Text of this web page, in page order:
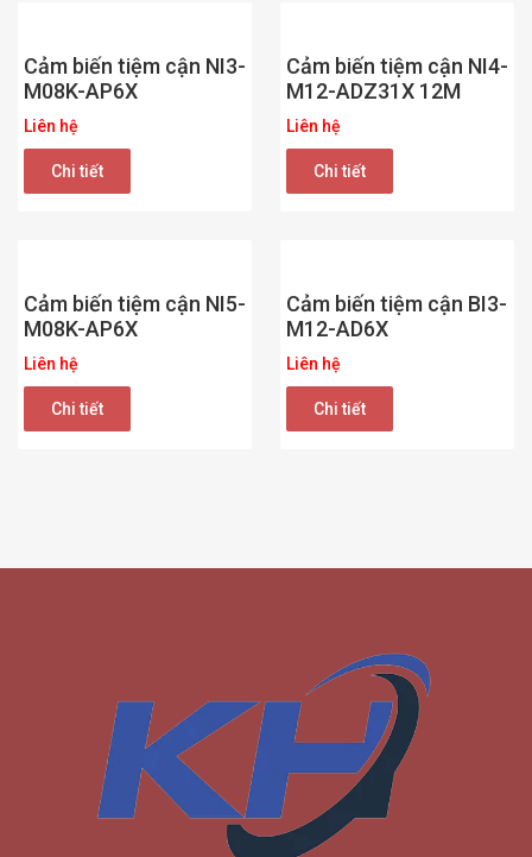
Cảm biến tiệm cận NI3-
M08K-AP6X
Liên hệ
Chi tiết
Cảm biến tiệm cận NI4-
M12-ADZ31X 12M
Liên hệ
Chi tiết
Cảm biến tiệm cận NI5-
M08K-AP6X
Liên hệ
Chi tiết
Cảm biến tiệm cận BI3-
M12-AD6X
Liên hệ
Chi tiết